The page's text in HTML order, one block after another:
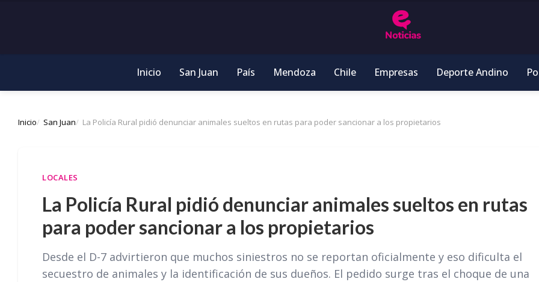
Inicio San Juan País Mendoza Chile Empresas Deporte Andino
Inicio San Juan La Policía Rural pidió denunciar animales sueltos en rutas para poder sancionar a los propietarios
LOCALES
La Policía Rural pidió denunciar animales sueltos en rutas
para poder sancionar a los propietarios
Desde el D-7 advirtieron que muchos siniestros no se reportan oficialmente y eso dificulta el
secuestro de animales y la identificación de sus dueños. El pedido surge tras el choque de una